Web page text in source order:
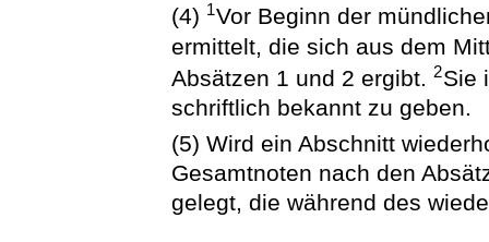
(4) 1Vor Beginn der
ermittelt, die sich aus dem
Absätzen 1 und 2 ergibt.2Sie
schriftlich bekannt zu geben.
(5) Wird ein Abschnitt
Gesamtnoten nach den
gelegt, die während des